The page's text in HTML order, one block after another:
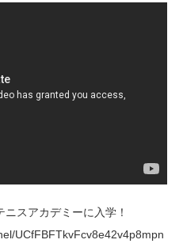
スアカデミーに入学！
UCfFBFTkvFcv8e42v4p8mpn